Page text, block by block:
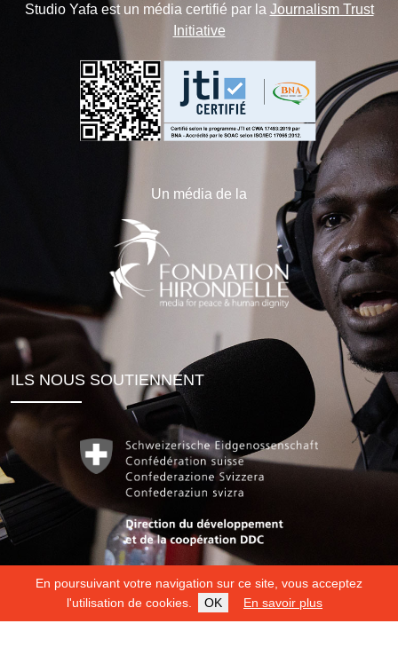
En poursuivant votre navigation sur ce site, vous acceptez
l'utilisation de cookies.
OK En savoir plus
Studio Yafa est un média certifié par la Journalism Trust
Initiative
Un média de la
ILS NOUS SOUTIENNENT